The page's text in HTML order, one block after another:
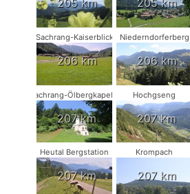
205 km 205 km
Sachrang-Kaiserblick
206 km
Niederndorferberg
206 km
Sachrang-Ölbergkapelle
207 km
Hochgseng
207 km
Heutal Bergstation
207 km
Krompach
207 km